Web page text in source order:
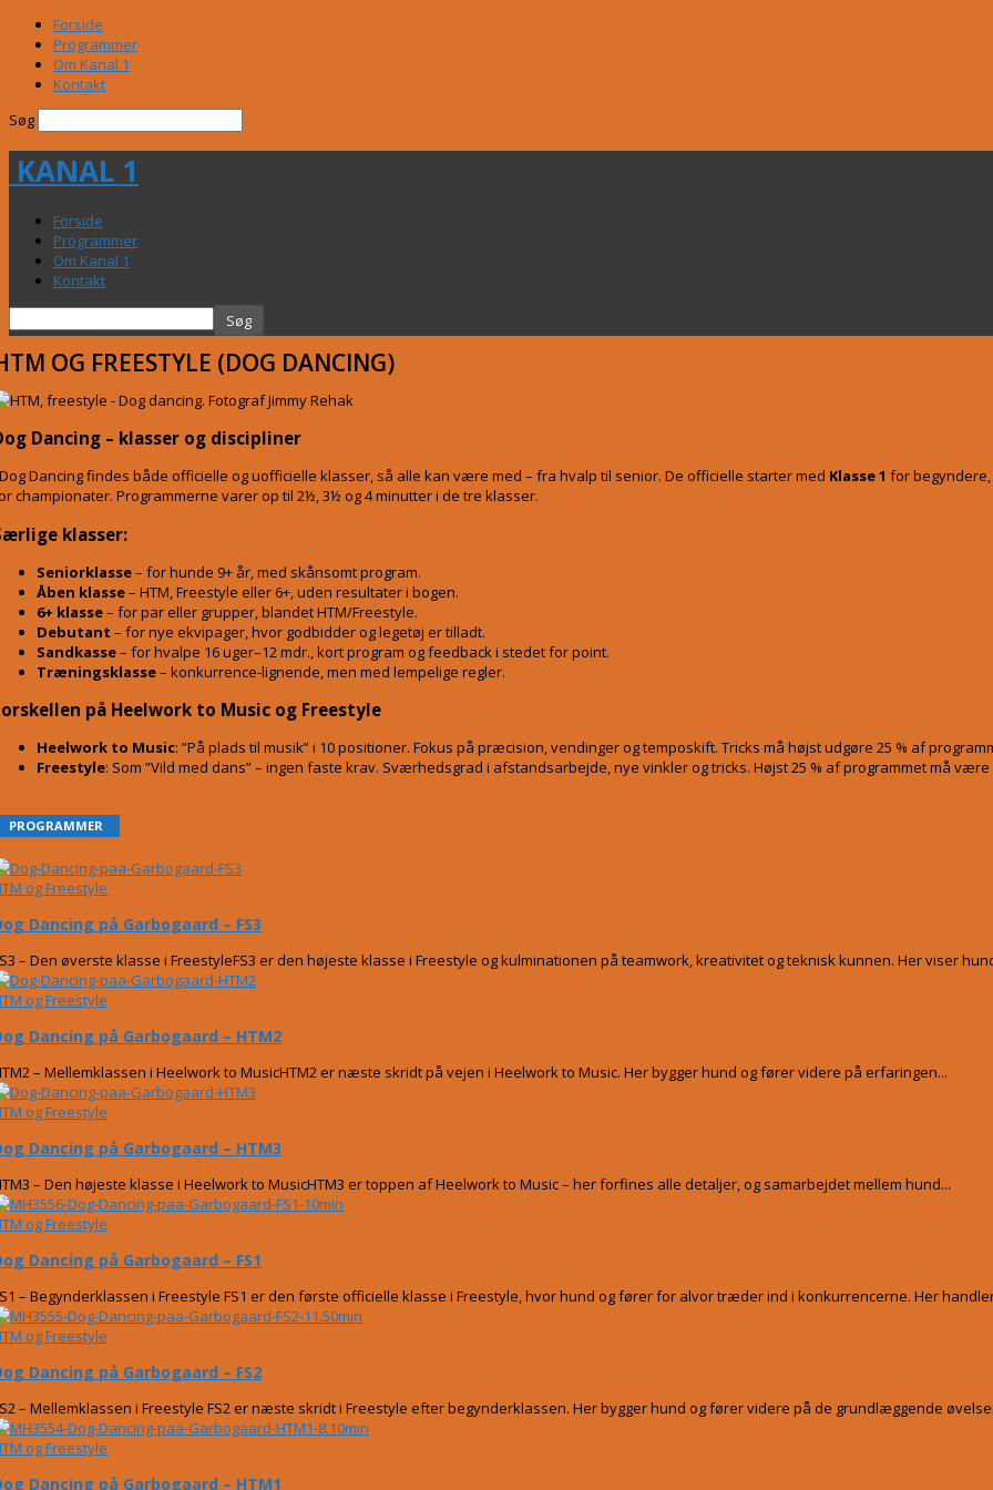
Forside
Programmer
Om Kanal 1
Kontakt
Søg
KANAL 1
Forside
Programmer
Om Kanal 1
Kontakt
OG FREESTYLE (DOG DANCING)
Dancing – klasser og discipliner
Dancing findes både officielle og uofficielle klasser, så alle kan være med – fra hvalp til senior. De officielle starter med Klasse 1 for
championater. Programmerne varer op til 2½, 3½ og 4 minutter i de tre klasser.
klasser:
Seniorklasse– for hunde 9+ år, med skånsomt program.
Åben klasse– HTM, Freestyle eller 6+, uden resultater i bogen.
6+ klasse– for par eller grupper, blandet HTM/Freestyle.
Debutant – for nye ekvipager, hvor godbidder og legetøj er tilladt.
Sandkasse– for hvalpe 16 uger–12 mdr., kort program og feedback i stedet for point.
Træningsklasse– konkurrence-lignende, men med lempelige regler.
på Heelwork to Music og Freestyle
Heelwork to Music: ”På plads til musik” i 10 positioner. Fokus på præcision, vendinger og temposkift. Tricks må højst udgøre 25 % af
Freestyle: Som ”Vild med dans” – ingen faste krav. Sværhedsgrad i afstandsarbejde, nye vinkler og tricks. Højst 25 % af programmet må
PROGRAMMER
og Freestyle
Dancing på Garbogaard – FS3
– Den øverste klasse i FreestyleFS3 er den højeste klasse i Freestyle og kulminationen på teamwork, kreativitet og teknisk kunnen. Her viser
og Freestyle
Dancing på Garbogaard – HTM2
– Mellemklassen i Heelwork to MusicHTM2 er næste skridt på vejen i Heelwork to Music. Her bygger hund og fører videre på erfaringen...
og Freestyle
Dancing på Garbogaard – HTM3
– Den højeste klasse i Heelwork to MusicHTM3 er toppen af Heelwork to Music – her forfines alle detaljer, og samarbejdet mellem hund...
og Freestyle
Dancing på Garbogaard – FS1
– Begynderklassen i Freestyle FS1 er den første officielle klasse i Freestyle, hvor hund og fører for alvor træder ind i konkurrencerne. Her
og Freestyle
Dancing på Garbogaard – FS2
– Mellemklassen i Freestyle FS2 er næste skridt i Freestyle efter begynderklassen. Her bygger hund og fører videre på de grundlæggende
og Freestyle
Dancing på Garbogaard – HTM1